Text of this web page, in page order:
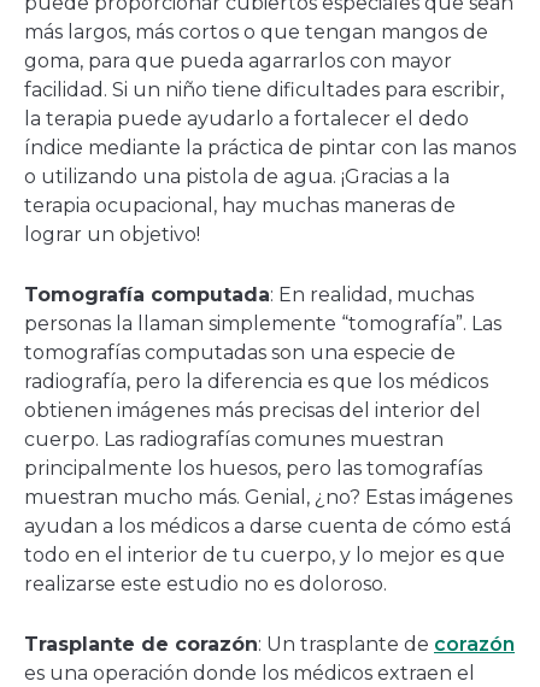
más largos, más cortos o que tengan mangos de
goma, para que pueda agarrarlos con mayor
facilidad. Si un niño tiene dificultades para escribir,
la terapia puede ayudarlo a fortalecer el dedo
índice mediante la práctica de pintar con las manos
o utilizando una pistola de agua. ¡Gracias a la
terapia ocupacional, hay muchas maneras de
lograr un objetivo!
Tomografía computada: En realidad, muchas
personas la llaman simplemente “tomografía”. Las
tomografías computadas son una especie de
radiografía, pero la diferencia es que los médicos
obtienen imágenes más precisas del interior del
cuerpo. Las radiografías comunes muestran
principalmente los huesos, pero las tomografías
muestran mucho más. Genial, ¿no? Estas imágenes
ayudan a los médicos a darse cuenta de cómo está
todo en el interior de tu cuerpo, y lo mejor es que
realizarse este estudio no es doloroso.
Trasplante de corazón: Un trasplante de corazón
es una operación donde los médicos extraen el